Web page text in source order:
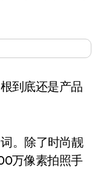
到底还是产品
。除了时尚靓
万像素拍照手